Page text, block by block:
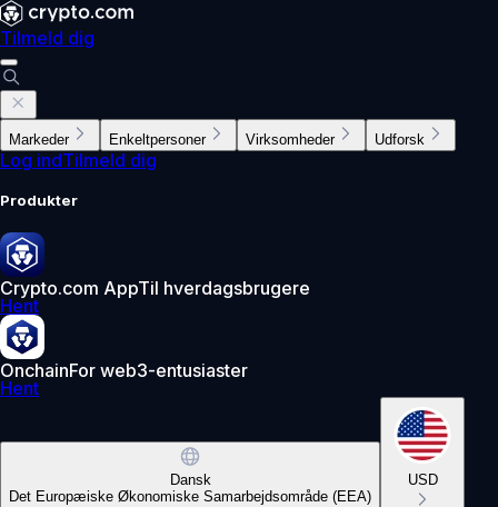
Tilmeld dig
Markeder Enkeltpersoner Virksomheder Udforsk
Log indTilmeld dig
Produkter
Crypto.com AppTil hverdagsbrugere
Hent
OnchainFor web3-entusiaster
Hent
Dansk
Det Europæiske Økonomiske Samarbejdsområde (EEA)
USD